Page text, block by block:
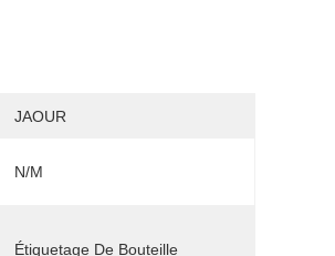
JAOUR
N/M
Étiquetage De Bouteille